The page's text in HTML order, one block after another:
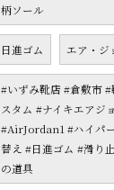
柄ソール
日進ゴム エア・ジ
#いずみ靴店 #倉敷市
スタム #ナイキエアジ
#AirJordan1 #ハイパ
替え #日進ゴム #滑り
の道具